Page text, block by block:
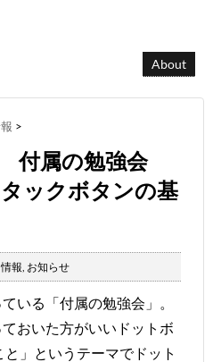
About
>
付属の勉強会
ックボタンの基
報, お知らせ
いる「付属の勉強会」。
おいた方がいいドットボ
」というテーマでドット